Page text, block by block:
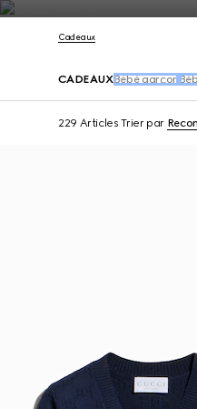
Nous Contacter
Cadeaux
CADEAUXBébé garçon
229 Articles Trier par